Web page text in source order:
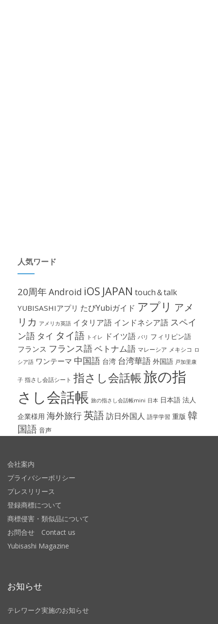
人気ワード
20周年Android iOS JAPAN touch＆talk
YUBISASHIアプリ たびYubiガイド アプリ アメ
リカ アメリカ英語 イタリア語 インドネシア語 スペイ
ン語 タイ タイ語 トイレ ドイツ語 パリ フィリピン語
フランス フランス語ベトナム語 マレーシア メキシコ ロ
シア語 ワンテーマ 中国語 台湾 台湾華語 外国語 戸加里康
子 指さし会話シート 指さし会話帳旅の指
さし会話帳 旅の指さし会話帳mini 日本 日本語 法人
企業様用 海外旅行英語訪日外国人 語学学習 重版 韓
国語 音声
会社案内
プライバシーポリシー
プレスリリース
登録商標について
商標侵害・類似品について
お問合せ Contact us
Yubisashi Magazine
お知らせ
テレワーク実施のお知らせ